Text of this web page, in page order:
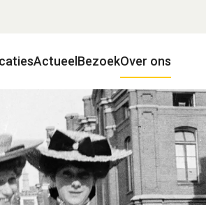
Actueel BezoekOver ons